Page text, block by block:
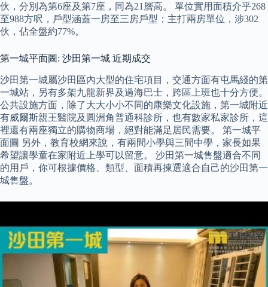
伙，分別為第6座及第7座，同為21層高。 單位實用面積介乎268
至988方呎，戶型涵蓋一房至三房戶型；主打兩房單位，涉302
伙，佔全盤約77%。
第一城平面圖: 沙田第一城 近期成交
沙田第一城屬沙田區內大型的住宅項目，交通方面有屯馬綫的第
一城站，另有多架九龍新界及過海巴士，跨區上班也十分方便。
公共設施方面，除了大大小小不同的康樂文化設施，第一城附近
有威爾斯親王醫院及圓洲角普通科診所，也有數家私家診所，這
裡還有兩座獨立的購物商場，絕對能滿足居民需要。 第一城平
面圖 另外，教育校網來說，有兩間小學與三間中學，家長如果
希望讓學童在家附近上學可以留意。 沙田第一城售盤適合不同
的用戶，你可根據價格、類型、面積再揀選適合自己的沙田第一
城售盤。